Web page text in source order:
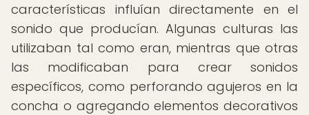
características influían directamente en el
sonido que producían. Algunas culturas las
utilizaban tal como eran, mientras que otras
las modificaban para crear sonidos
específicos, como perforando agujeros en la
concha o agregando elementos decorativos